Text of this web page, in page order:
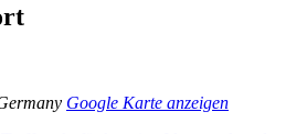
Google Karte anzeigen